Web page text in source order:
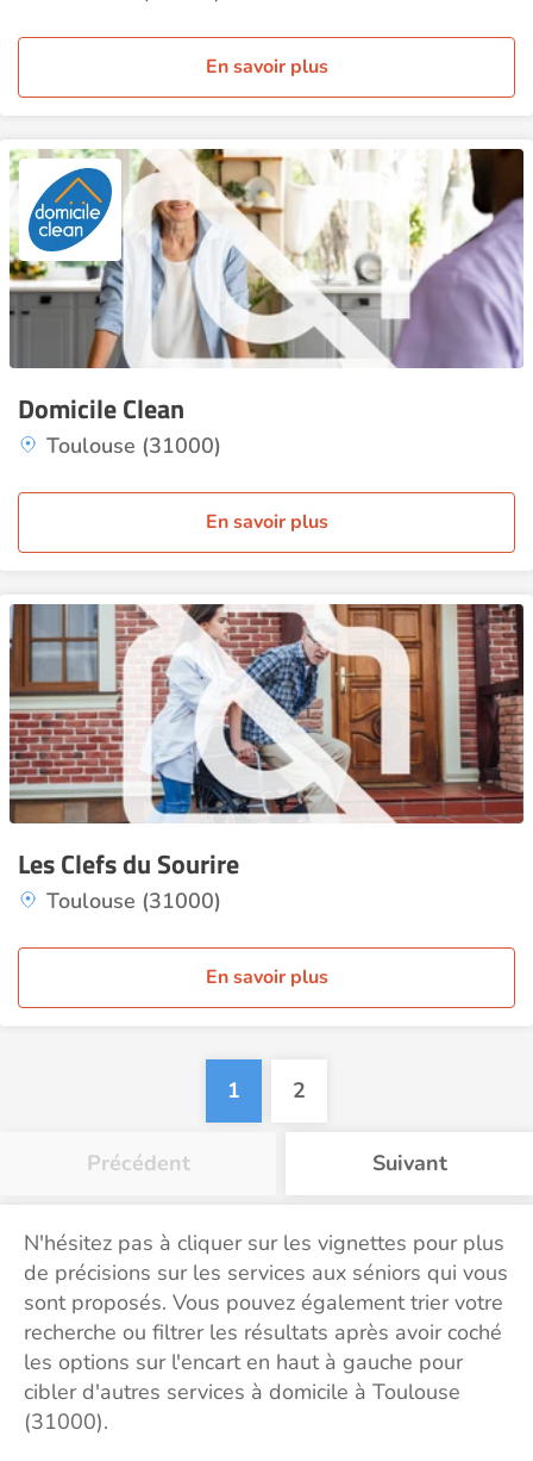
En savoir plus
Domicile Clean
Toulouse (31000)
En savoir plus
Les Clefs du Sourire
Toulouse (31000)
En savoir plus
1 2
Précédent Suivant
N'hésitez pas à cliquer sur les vignettes pour plus
de précisions sur les services aux séniors qui vous
sont proposés. Vous pouvez également trier votre
recherche ou filtrer les résultats après avoir coché
les options sur l'encart en haut à gauche pour
cibler d'autres services à domicile à Toulouse
(31000).